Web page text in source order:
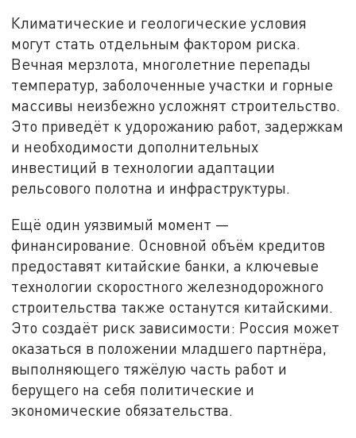
Климатические и геологические условия
могут стать отдельным фактором риска.
Вечная мерзлота, многолетние перепады
температур, заболоченные участки и горные
массивы неизбежно усложнят строительство.
Это приведёт к удорожанию работ, задержкам
и необходимости дополнительных
инвестиций в технологии адаптации
рельсового полотна и инфраструктуры.
Ещё один уязвимый момент —
финансирование. Основной объём кредитов
предоставят китайские банки, а ключевые
технологии скоростного железнодорожного
строительства также останутся китайскими.
Это создаёт риск зависимости: Россия может
оказаться в положении младшего партнёра,
выполняющего тяжёлую часть работ и
берущего на себя политические и
экономические обязательства.